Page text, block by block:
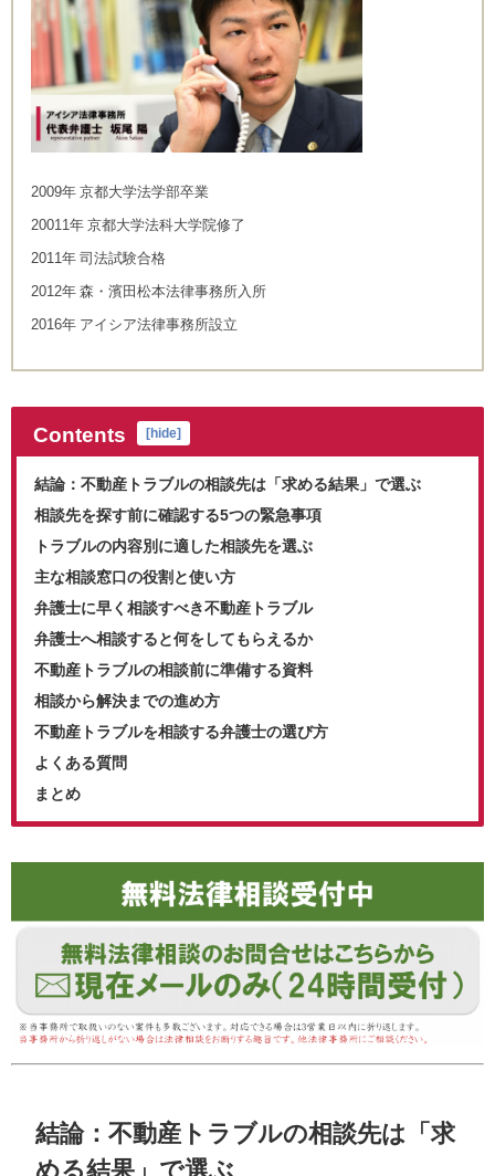
2009年 京都大学法学部卒業
20011年 京都大学法科大学院修了
2011年 司法試験合格
2012年 森・濱田松本法律事務所入所
2016年 アイシア法律事務所設立
Contents [hide]
結論：不動産トラブルの相談先は「求める結果」で選ぶ
相談先を探す前に確認する5つの緊急事項
トラブルの内容別に適した相談先を選ぶ
主な相談窓口の役割と使い方
弁護士に早く相談すべき不動産トラブル
弁護士へ相談すると何をしてもらえるか
不動産トラブルの相談前に準備する資料
相談から解決までの進め方
不動産トラブルを相談する弁護士の選び方
よくある質問
まとめ
結論：不動産トラブルの相談先は「求
める結果」で選ぶ